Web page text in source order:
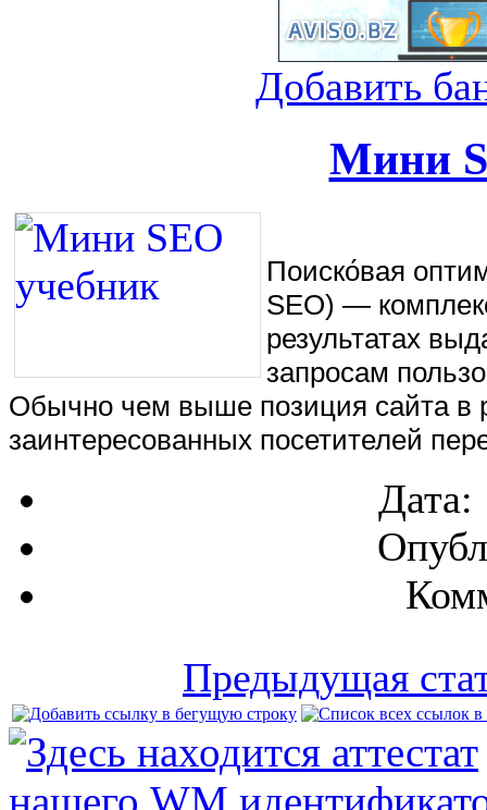
Добавить
Мини
Поиско́вая
SEO) —
результатах
запросам
Обычно чем выше позиция сайта в
заинтересованных посетителей
Дата:
Предыдущая